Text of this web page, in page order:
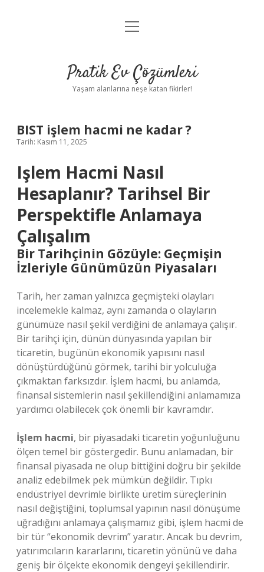
Anasayfa
Yasal Uyarı
menüyü
Pratik Ev Çözümleri
Yaşam alanlarına neşe katan fikirler!
BIST işlem hacmi ne kadar ?
Tarih: Kasım 11, 2025
Işlem Hacmi Nasıl
Hesaplanır? Tarihsel Bir
Perspektifle Anlamaya
Çalışalım
Bir Tarihçinin Gözüyle: Geçmişin
İzleriyle Günümüzün Piyasaları
Tarih, her zaman yalnızca geçmişteki olayları
incelemekle kalmaz, aynı zamanda o olayların
günümüze nasıl şekil verdiğini de anlamaya çalışır.
Bir tarihçi için, dünün dünyasında yapılan bir
ticaretin, bugünün ekonomik yapısını nasıl
dönüştürdüğünü görmek, tarihi bir yolculuğa
çıkmaktan farksızdır. İşlem hacmi, bu anlamda,
finansal sistemlerin nasıl şekillendiğini anlamamıza
yardımcı olabilecek çok önemli bir kavramdır.
İşlem hacmi, bir piyasadaki ticaretin yoğunluğunu
ölçen temel bir göstergedir. Bunu anlamadan, bir
finansal piyasada ne olup bittiğini doğru bir şekilde
analiz edebilmek pek mümkün değildir. Tıpkı
endüstriyel devrimle birlikte üretim süreçlerinin
nasıl değiştiğini, toplumsal yapının nasıl dönüşüme
uğradığını anlamaya çalışmamız gibi, işlem hacmi de
bir tür “ekonomik devrim” yaratır. Ancak bu devrim,
yatırımcıların kararlarını, ticaretin yönünü ve daha
geniş bir ölçekte ekonomik dengeyi şekillendirir.